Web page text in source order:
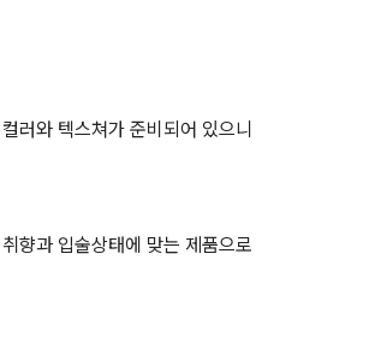
러와 텍스쳐가 준비되어 있으니
향과 입술상태에 맞는 제품으로